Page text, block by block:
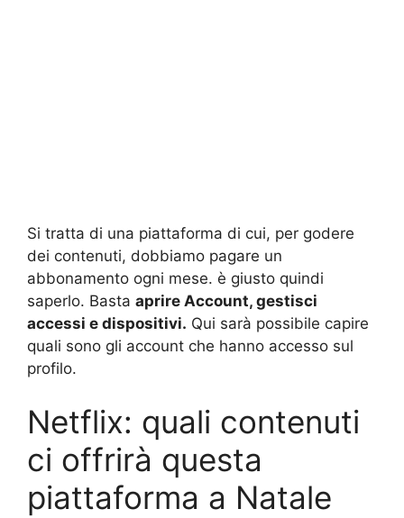
Si tratta di una piattaforma di cui, per godere
dei contenuti, dobbiamo pagare un
abbonamento ogni mese. è giusto quindi
saperlo. Basta aprire Account, gestisci
accessi e dispositivi. Qui sarà possibile capire
quali sono gli account che hanno accesso sul
profilo.
Netflix: quali contenuti
ci offrirà questa
piattaforma a Natale